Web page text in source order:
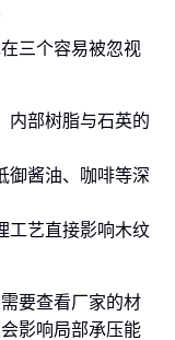
三个容易被忽视
内部树脂与石英的
御酱油、咖啡等深
工艺直接影响木纹
要查看厂家的材
影响局部承压能